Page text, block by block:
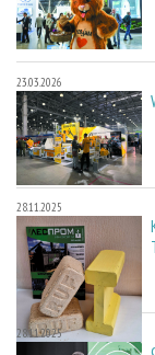
23.03.2026
28.11.2025
28.11.2025